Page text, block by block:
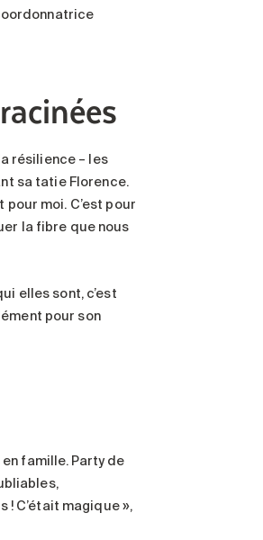
résilience – les
sa tatie Florence.
moi. C’est pour
la fibre que nous
elles sont, c’est
pour son
famille. Party de
C’était magique »,